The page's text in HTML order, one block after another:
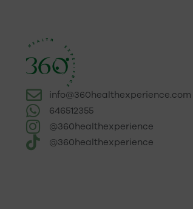
info@360healthexperience.com
646512355
@360healthexperience
@360healthexperience